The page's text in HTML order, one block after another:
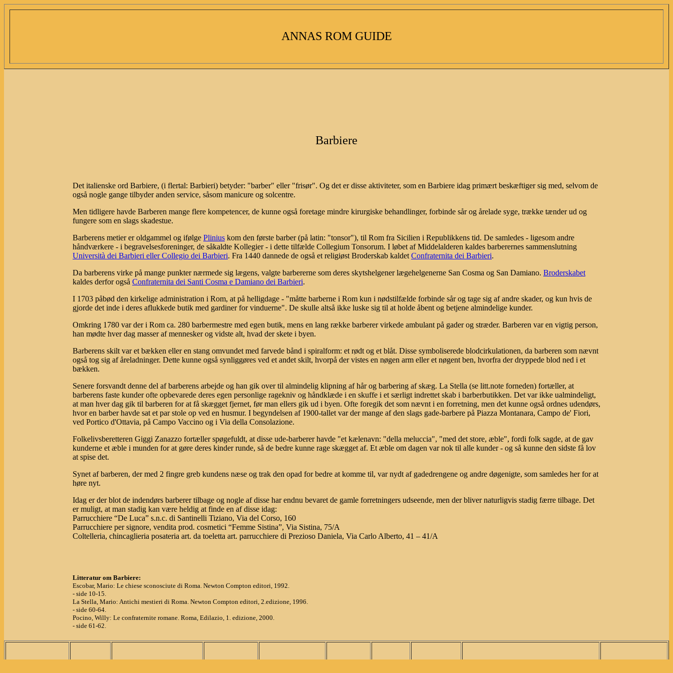
ANNAS ROM GUIDE
Barbiere
Det italienske ord Barbiere, (i flertal: Barbieri) betyder: "barber" eller "frisør". Og det er disse aktiviteter, som en Barbiere idag primært beskæftiger sig med, selvom de
også nogle gange tilbyder anden service, såsom manicure og solcentre.
Men tidligere havde Barberen mange flere kompetencer, de kunne også foretage mindre kirurgiske behandlinger, forbinde sår og årelade syge, trække tænder ud og
fungere som en slags skadestue.
Barberens metier er oldgammel og ifølge Plinius kom den første barber (på latin: "tonsor"), til Rom fra Sicilien i Republikkens tid. De samledes - ligesom andre
håndværkere - i begravelsesforeninger, de såkaldte Kollegier - i dette tilfælde Collegium Tonsorum. I løbet af Middelalderen kaldes barberernes sammenslutning
Università dei Barbieri eller Collegio dei Barbieri. Fra 1440 dannede de også et religiøst Broderskab kaldet Confraternita dei Barbieri.
Da barberens virke på mange punkter nærmede sig lægens, valgte barbererne som deres skytshelgener lægehelgenerne San Cosma og San Damiano. Broderskabet
kaldes derfor også Confraternita dei Santi Cosma e Damiano dei Barbieri.
I 1703 påbød den kirkelige administration i Rom, at på helligdage - "måtte barberne i Rom kun i nødstilfælde forbinde sår og tage sig af andre skader, og kun hvis de
gjorde det inde i deres aflukkede butik med gardiner for vinduerne". De skulle altså ikke luske sig til at holde åbent og betjene almindelige kunder.
Omkring 1780 var der i Rom ca. 280 barbermestre med egen butik, mens en lang række barberer virkede ambulant på gader og stræder. Barberen var en vigtig person,
han mødte hver dag masser af mennesker og vidste alt, hvad der skete i byen.
Barberens skilt var et bækken eller en stang omvundet med farvede bånd i spiralform: et rødt og et blåt. Disse symboliserede blodcirkulationen, da barberen som nævnt
også tog sig af åreladninger. Dette kunne også synliggøres ved et andet skilt, hvorpå der vistes en nøgen arm eller et nøgent ben, hvorfra der dryppede blod ned i et
bækken.
Senere forsvandt denne del af barberens arbejde og han gik over til almindelig klipning af hår og barbering af skæg. La Stella (se litt.note forneden) fortæller, at
barberens faste kunder ofte opbevarede deres egen personlige ragekniv og håndklæde i en skuffe i et særligt indrettet skab i barberbutikken. Det var ikke ualmindeligt,
at man hver dag gik til barberen for at få skægget fjernet, før man ellers gik ud i byen. Ofte foregik det som nævnt i en forretning, men det kunne også ordnes udendørs,
hvor en barber havde sat et par stole op ved en husmur. I begyndelsen af 1900-tallet var der mange af den slags gade-barbere på Piazza Montanara, Campo de' Fiori,
ved Portico d'Ottavia, på Campo Vaccino og i Via della Consolazione.
Folkelivsberetteren Giggi Zanazzo fortæller spøgefuldt, at disse ude-barberer havde "et kælenavn: "della meluccia", "med det store, æble", fordi folk sagde, at de gav
kunderne et æble i munden for at gøre deres kinder runde, så de bedre kunne rage skægget af. Et æble om dagen var nok til alle kunder - og så kunne den sidste få lov
at spise det.
Synet af barberen, der med 2 fingre greb kundens næse og trak den opad for bedre at komme til, var nydt af gadedrengene og andre døgenigte, som samledes her for at
høre nyt.
Idag er der blot de indendørs barberer tilbage og nogle af disse har endnu bevaret de gamle forretningers udseende, men der bliver naturligvis stadig færre tilbage. Det
er muligt, at man stadig kan være heldig at finde en af disse idag:
Parrucchiere “De Luca” s.n.c. di Santinelli Tiziano, Via del Corso, 160
Parrucchiere per signore, vendita prod. cosmetici “Femme Sistina”, Via Sistina, 75/A
Coltelleria, chincaglieria posateria art. da toeletta art. parrucchiere di Prezioso Daniela, Via Carlo Alberto, 41 – 41/A
Litteratur om Barbiere:
Escobar, Mario: Le chiese sconosciute di Roma. Newton Compton editori, 1992.
- side 10-15.
La Stella, Mario: Antichi mestieri di Roma. Newton Compton editori, 2.edizione, 1996.
- side 60-64.
Pocino, Willy: Le confraternite romane. Roma, Edilazio, 1. edizione, 2000.
- side 61-62.